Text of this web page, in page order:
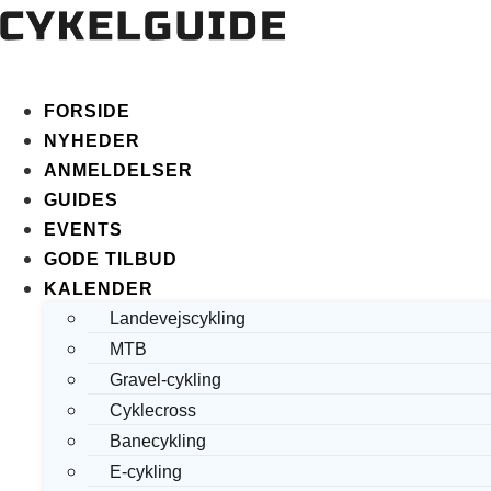
FORSIDE
NYHEDER
ANMELDELSER
GUIDES
EVENTS
GODE TILBUD
KALENDER
Landevejscykling
MTB
Gravel-cykling
Cyklecross
Banecykling
E-cykling